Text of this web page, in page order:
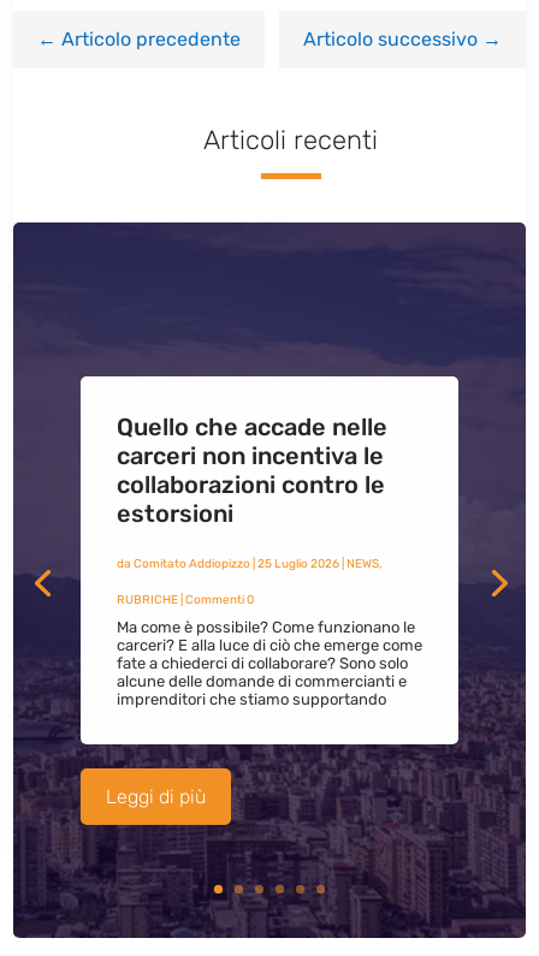
←Articolo precedente Articolo successivo→
Articoli recenti
Quello che accade nelle
carceri non incentiva le
collaborazioni contro le
estorsioni
da Comitato Addiopizzo| 25 Luglio 2026| NEWS,
RUBRICHE| Commenti 0
Ma come è possibile? Come funzionano le
carceri? E alla luce di ciò che emerge come
fate a chiederci di collaborare? Sono solo
alcune delle domande di commercianti e
imprenditori che stiamo supportando
Leggi di più